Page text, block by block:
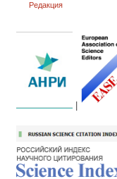
Редакция